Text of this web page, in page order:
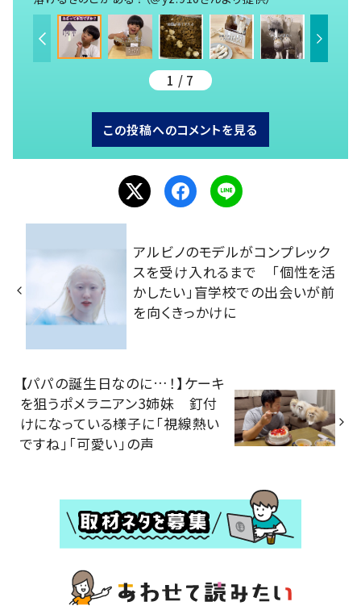
1 / 7
この投稿へのコメントを見る
アルビノのモデルがコンプレック
スを受け入れるまで 「個性を活
かしたい」盲学校での出会いが前
を向くきっかけに
【パパの誕生日なのに…！】ケーキ
を狙うポメラニアン3姉妹 釘付
けになっている様子に「視線熱い
ですね」「可愛い」の声